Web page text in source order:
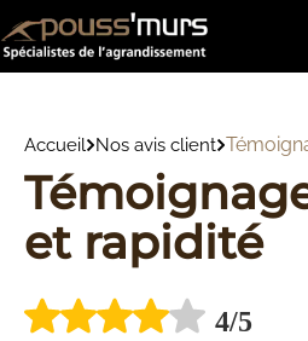
au
contenu
Accueil Nos avis client
et rapidité
4/5